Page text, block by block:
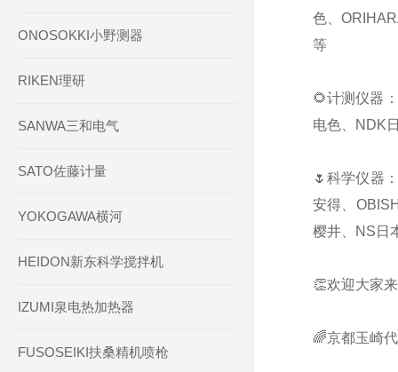
色、
等
🌻计测仪器
电色、NDK
🌷科学仪器
安得、
樱井、NS日
👏欢迎大家
🌈京都玉崎
ONOSOKKI小野测器
RIKEN理研
SANWA三和电气
SATO佐藤计量
YOKOGAWA横河
HEIDON新东科学搅拌机
IZUMI泉电热加热器
FUSOSEIKI扶桑精机喷枪